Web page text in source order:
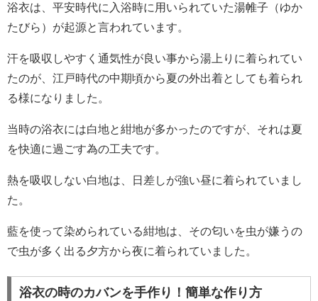
浴衣は、平安時代に入浴時に用いられていた湯帷子（ゆか
たびら）が起源と言われています。
汗を吸収しやすく通気性が良い事から湯上りに着られてい
たのが、江戸時代の中期頃から夏の外出着としても着られ
る様になりました。
当時の浴衣には白地と紺地が多かったのですが、それは夏
を快適に過ごす為の工夫です。
熱を吸収しない白地は、日差しが強い昼に着られていまし
た。
藍を使って染められている紺地は、その匂いを虫が嫌うの
で虫が多く出る夕方から夜に着られていました。
浴衣の時のカバンを手作り！簡単な作り方